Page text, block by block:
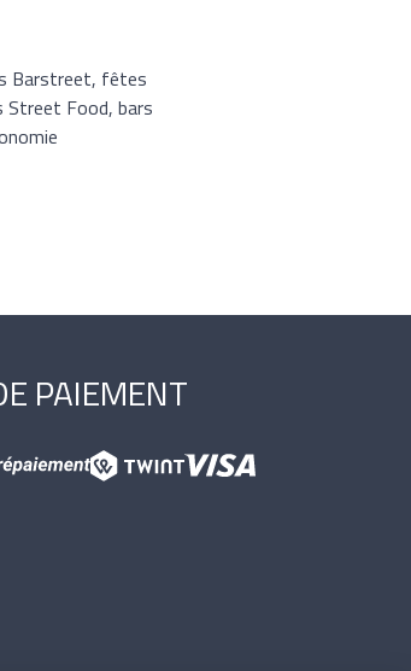
Barstreet, fêtes
Food, bars
PAIEMENT